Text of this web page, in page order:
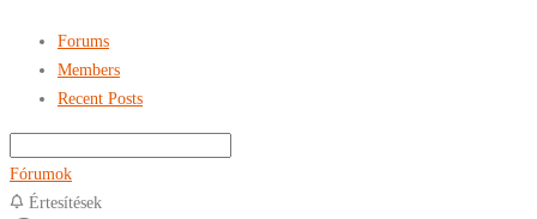
Forums
Members
Recent Posts
Fórumok
Értesítések